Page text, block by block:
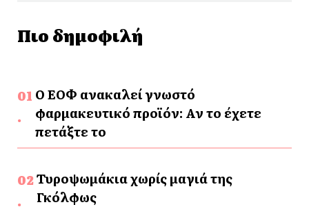
Πιο δημοφιλή
Ο ΕΟΦ ανακαλεί γνωστό
φαρμακευτικό προϊόν: Αν το έχετε
πετάξτε το
Τυροψωμάκια χωρίς μαγιά της
Γκόλφως